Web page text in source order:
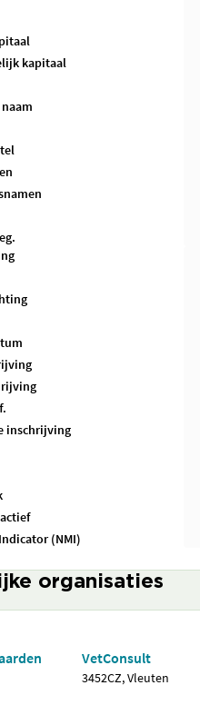
kapitaal
inschrijving
(NMI)
organisaties
VetConsult
3452CZ, Vleuten